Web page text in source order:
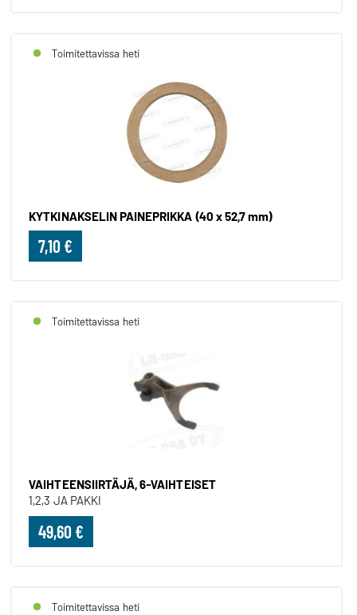
Toimitettavissa heti
KYTKINAKSELIN PAINEPRIKKA (40 x 52,7 mm)
7,10 €
Toimitettavissa heti
VAIHTEENSIIRTÄJÄ, 6-VAIHTEISET
1,2,3 JA PAKKI
49,60 €
Toimitettavissa heti